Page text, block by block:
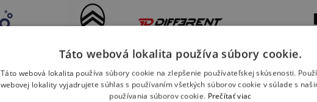
Táto webová lokalita používa súbory cookie.
Táto webová lokalita používa súbory cookie na zlepšenie používateľskej skúsenosti.
webovej lokality vyjadrujete súhlas s používaním všetkých súborov cookie v súlade s
používania súborov cookie. Prečítať viac